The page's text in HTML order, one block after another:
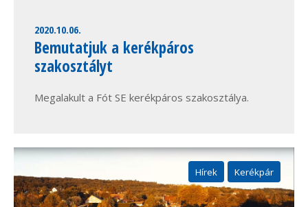
2020.10.06.
Bemutatjuk a kerékpáros
szakosztályt
Megalakult a Fót SE kerékpáros szakosztálya.
Hírek Kerékpár